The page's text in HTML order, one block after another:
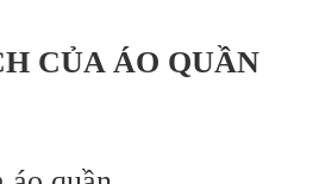
CỦA ÁO QUẦN